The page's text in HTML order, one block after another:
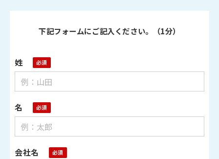
下記フォームにご記入ください。（1分）
姓
名
会社名